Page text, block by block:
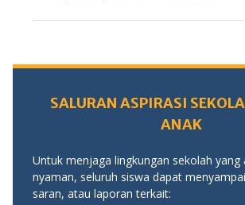
SALURAN ASPIRASI
ANAK
Untuk menjaga lingkungan sekolah yang
nyaman, seluruh siswa dapat
saran, atau laporan terkait: